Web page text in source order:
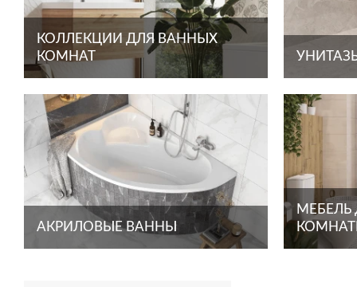
КОЛЛЕКЦИИ ДЛЯ ВАННЫХ
КОМНАТ
АКРИЛОВЫЕ ВАННЫ
МЕБЕЛЬ